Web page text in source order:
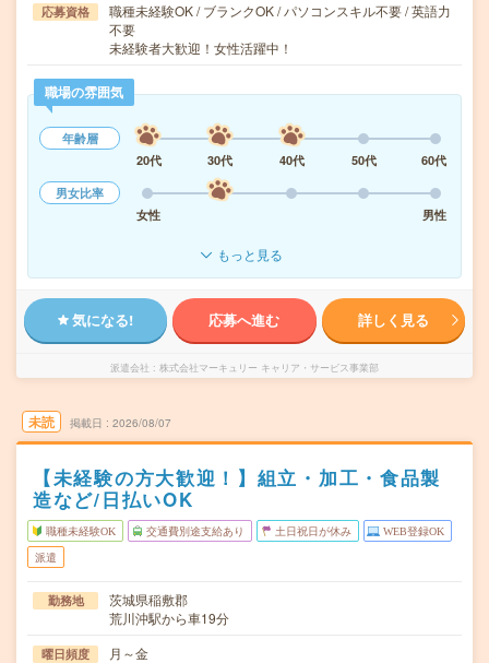
応募資格
職種未経験OK / ブランクOK / パソコンスキル不要 / 英語力
不要
未経験者大歓迎！女性活躍中！
職場の雰囲気
年齢層
20代
30代 40代 50代
60代
男女比率
女性
男性
もっと見る
気になる! 応募へ進む 詳しく見る
派遣会社 株式会社マーキュリー キャリア・サービス事業部
未読 掲載日 2026/08/07
【未経験の方大歓迎！】組立・加工・食品製
造など/日払いOK
職種未経験OK 交通費別途支給あり 土日祝日が休み WEB登録OK
派遣
勤務地
茨城県稲敷郡
荒川沖駅から車19分
曜日頻度 月～金